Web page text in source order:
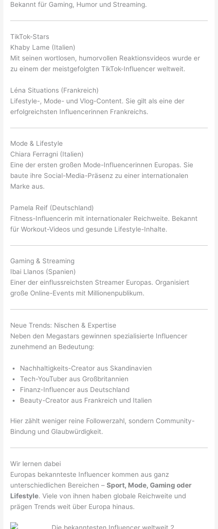
Bekannt für Gaming, Humor und Streaming.
TikTok-Stars
Khaby Lame (Italien)
Mit seinen wortlosen, humorvollen Reaktionsvideos wurde er
zu einem der meistgefolgten TikTok-Influencer weltweit.
Léna Situations (Frankreich)
Lifestyle-, Mode- und Vlog-Content. Sie gilt als eine der
erfolgreichsten Influencerinnen Frankreichs.
Mode & Lifestyle
Chiara Ferragni (Italien)
Eine der ersten großen Mode-Influencerinnen Europas. Sie
baute ihre Social-Media-Präsenz zu einer internationalen
Marke aus.
Pamela Reif (Deutschland)
Fitness-Influencerin mit internationaler Reichweite. Bekannt
für Workout-Videos und gesunde Lifestyle-Inhalte.
Gaming & Streaming
Ibai Llanos (Spanien)
Einer der einflussreichsten Streamer Europas. Organisiert
große Online-Events mit Millionenpublikum.
Neue Trends: Nischen & Expertise
Neben den Megastars gewinnen spezialisierte Influencer
zunehmend an Bedeutung:
Nachhaltigkeits-Creator aus Skandinavien
Tech-YouTuber aus Großbritannien
Finanz-Influencer aus Deutschland
Beauty-Creator aus Frankreich und Italien
Hier zählt weniger reine Followerzahl, sondern Community-
Bindung und Glaubwürdigkeit.
Wir lernen dabei
Europas bekannteste Influencer kommen aus ganz
unterschiedlichen Bereichen –Sport, Mode, Gaming oder
Lifestyle. Viele von ihnen haben globale Reichweite und
prägen Trends weit über Europa hinaus.